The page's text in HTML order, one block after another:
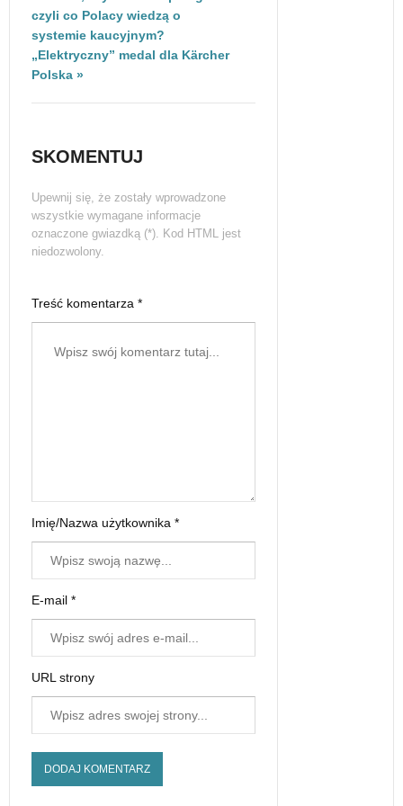
czyli co Polacy wiedzą o
systemie kaucyjnym?
„Elektryczny” medal dla Kärcher
Polska »
SKOMENTUJ
Upewnij się, że zostały wprowadzone
wszystkie wymagane informacje
oznaczone gwiazdką (*). Kod HTML jest
niedozwolony.
Treść komentarza *
Imię/Nazwa użytkownika *
E-mail *
URL strony